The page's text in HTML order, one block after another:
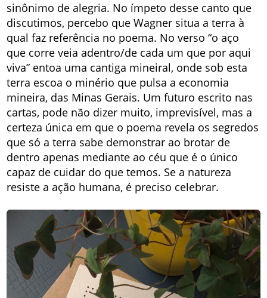
sinônimo de alegria. No ímpeto desse canto que
discutimos, percebo que Wagner situa a terra à
qual faz referência no poema. No verso “o aço
que corre veia adentro/de cada um que por aqui
viva” entoa uma cantiga mineiral, onde sob esta
terra escoa o minério que pulsa a economia
mineira, das Minas Gerais. Um futuro escrito nas
cartas, pode não dizer muito, imprevisível, mas a
certeza única em que o poema revela os segredos
que só a terra sabe demonstrar ao brotar de
dentro apenas mediante ao céu que é o único
capaz de cuidar do que temos. Se a natureza
resiste a ação humana, é preciso celebrar.